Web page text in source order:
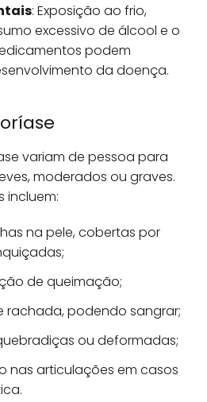
: Exposição ao frio,
excessivo de álcool e o
podem
da doença.
variam de pessoa para
moderados ou graves.
incluem:
na pele, cobertas por
de queimação;
rachada, podendo sangrar;
ou deformadas;
nas articulações em casos